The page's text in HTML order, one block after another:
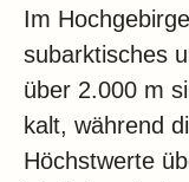
Im
subarktisches
über 2.000 m
kalt, während
Höchstwerte